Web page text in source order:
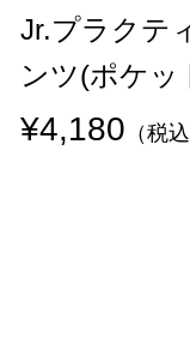
Jr.プラクテ
ンツ(ポケッ
¥4,180 （税込